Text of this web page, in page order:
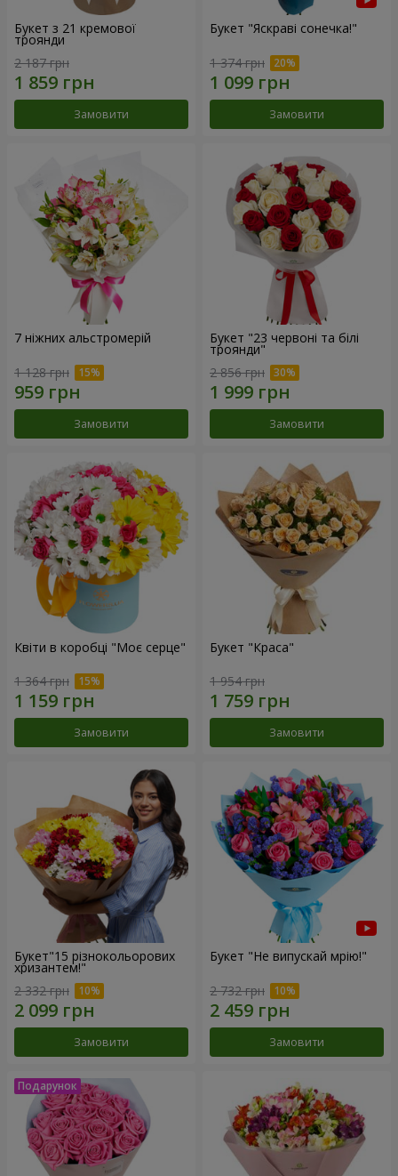
Букет з 21 кремової
троянди
2 187 грн
Замовити
Букет "Яскраві сонечка!"
1 374 грн
Замовити
7 ніжних альстромерій
1 128 грн
Замовити
Букет "23 червоні та білі
троянди"
2 856 грн
Замовити
Квіти в коробці "Моє серце"
1 364 грн
Замовити
Букет "Краса"
1 954 грн
Замовити
Букет"15 різнокольорових
хризантем!"
2 332 грн
Замовити
Букет "Не випускай мрію!"
2 732 грн
Замовити